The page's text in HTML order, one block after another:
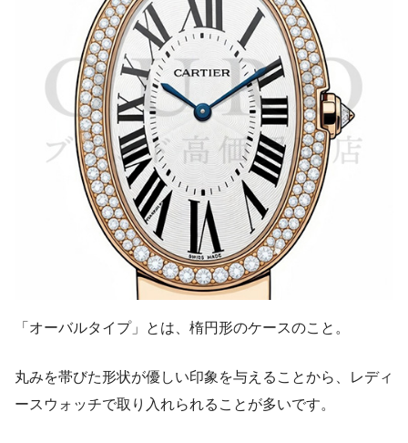
「オーバルタイプ」とは、楕円形のケースのこと。
丸みを帯びた形状が優しい印象を与えることから、レディ
ースウォッチで取り入れられることが多いです。